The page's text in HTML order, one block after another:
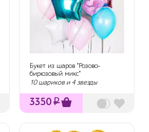
Букет из шаров "Розово-
бирюзовый микс"
10 шариков и 4 звезды
3350₽